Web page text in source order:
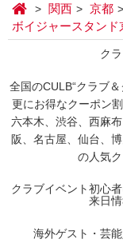
関西 京都
ボイジャースタン
ク
全国のCULB“クラブ
更にお得なクーポン
六本木、渋谷、西麻
阪、名古屋、仙台、
の人気
クラブイベント初心
来日
海外ゲスト・芸